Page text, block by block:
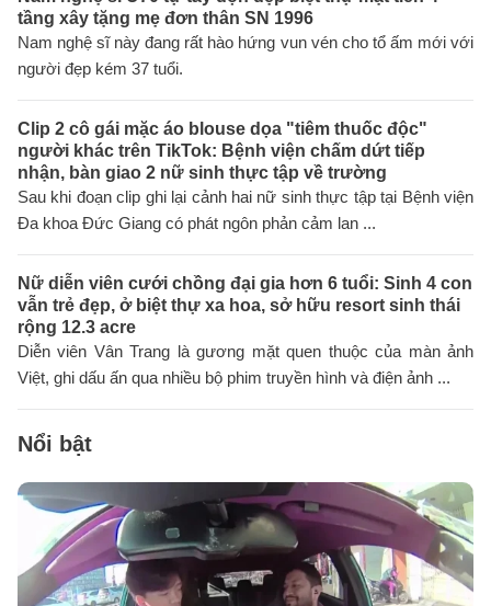
tầng xây tặng mẹ đơn thân SN 1996
Nam nghệ sĩ này đang rất hào hứng vun vén cho tổ ấm mới với
người đẹp kém 37 tuổi.
Clip 2 cô gái mặc áo blouse dọa "tiêm thuốc độc"
người khác trên TikTok: Bệnh viện chấm dứt tiếp
nhận, bàn giao 2 nữ sinh thực tập về trường
Sau khi đoạn clip ghi lại cảnh hai nữ sinh thực tập tại Bệnh viện
Đa khoa Đức Giang có phát ngôn phản cảm lan ...
Nữ diễn viên cưới chồng đại gia hơn 6 tuổi: Sinh 4 con
vẫn trẻ đẹp, ở biệt thự xa hoa, sở hữu resort sinh thái
rộng 12.3 acre
Diễn viên Vân Trang là gương mặt quen thuộc của màn ảnh
Việt, ghi dấu ấn qua nhiều bộ phim truyền hình và điện ảnh ...
Nổi bật